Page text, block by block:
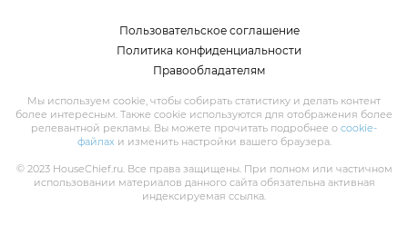
Пользовательское соглашение
Политика конфиденциальности
Правообладателям
Мы используем cookie, чтобы собирать статистику и делать контент
более интересным. Также cookie используются для отображения более
релевантной рекламы. Вы можете прочитать подробнее о cookie-
файлахи изменить настройки вашего браузера.
© 2023 HouseChief.ru. Все права защищены. При полном или частичном
использовании материалов данного сайта обязательна активная
индексируемая ссылка.